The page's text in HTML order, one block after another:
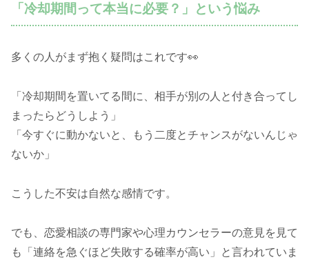
「冷却期間って本当に必要？」という悩み
多くの人がまず抱く疑問はこれです👀
「冷却期間を置いてる間に、相手が別の人と付き合ってし
まったらどうしよう」
「今すぐに動かないと、もう二度とチャンスがないんじゃ
ないか」
こうした不安は自然な感情です。
でも、恋愛相談の専門家や心理カウンセラーの意見を見て
も「連絡を急ぐほど失敗する確率が高い」と言われていま